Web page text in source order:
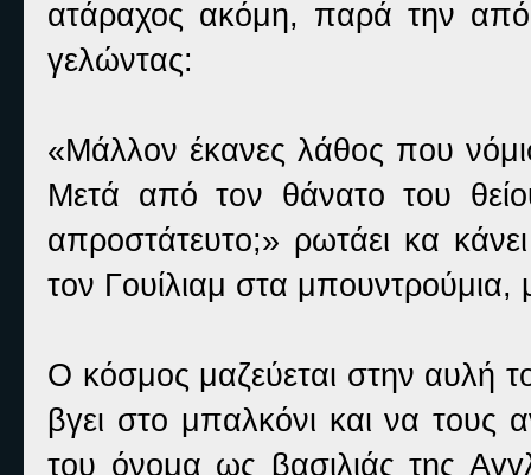
ατάραχος ακόμη, παρά την
γελώντας:
«Μάλλον έκανες λάθος που
Μετά από τον θάνατο του
απροστάτευτο;» ρωτάει κα
τον Γουίλιαμ στα μπουντρούμια,
Ο κόσμος μαζεύεται στην αυλή
βγει στο μπαλκόνι και να τους
του όνομα ως βασιλιάς της